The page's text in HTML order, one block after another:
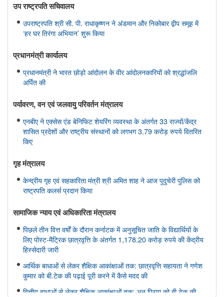
उप राष्ट्रपति सचिवालय
उपराष्ट्रपति श्री सी. पी. राधाकृष्णन ने अंडमान और निकोबार द्वीप समूह में
‘हर घर तिरंगा अभियान’ शुरू किया
प्रधानमंत्री कार्यालय
प्रधानमंत्री ने भारत छोड़ो आंदोलन के वीर आंदोलनकारियों को श्रद्धांजलि
अर्पित की
पर्यावरण, वन एवं जलवायु परिवर्तन मंत्रालय
एनबीए ने एक्सेस एंड बेनिफिट शेयरिंग व्यवस्था के अंतर्गत 33 राज्यों/केंद्र
शासित प्रदेशों और राष्ट्रीय संस्थानों को लगभग 3.79 करोड़ रुपये वितरित
किए
गृह मंत्रालय
केन्द्रीय गृह एवं सहकारिता मंत्री श्री अमित शाह ने आज पुदुचेरी पुलिस को
राष्ट्रपति कलर्स प्रदान किया
सामाजिक न्‍याय एवं अधिकारिता मंत्रालय
पिछले तीन वित्त वर्षों के दौरान कर्नाटक में अनुसूचित जाति के विद्यार्थियों के
लिए पोस्ट-मैट्रिक छात्रवृत्ति के अंतर्गत 1,178.20 करोड़ रुपये की केंद्रीय
हिस्सेदारी जारी
आर्थिक बाधाओं से लेकर शैक्षिक आकांक्षाओं तक: छात्रवृत्ति सहायता ने गणेश
कुमार को बी.टेक की पढ़ाई पूरी करने में कैसे मदद की
वित्तीय बाधाओं से लेकर शैक्षिक आकांक्षाओं तक: अनु प्रिया को बी.टेक की